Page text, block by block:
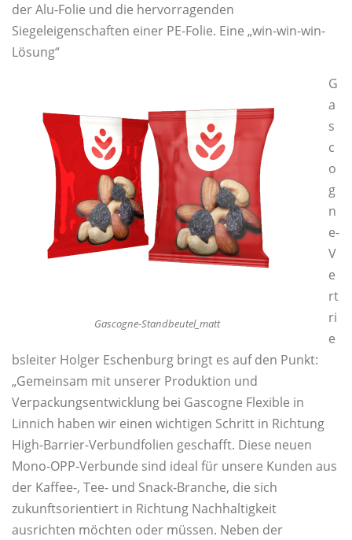
GASCOGNE IN ZAHLEN
WIR SUCHEN SIE: OFFENE STELLEN
DATENSCHUTZERKLÄRUNG KONTAKTE
PRIVATSPHÄRE-EINSTELLUNGEN ÄNDERN
HISTORIE DER PRIVATSPHÄRE-EINSTELLUNGEN
EINWILLIGUNGEN WIDERRUFEN
der Alu-Folie und die hervorragenden
Siegeleigenschaften einer PE-Folie. Eine „win-win-win-
Lösung“
Gascogne-Standbeutel_matt
G
a
s
c
o
g
n
e-
V
e
rt
ri
e
bsleiter Holger Eschenburg bringt es auf den Punkt:
„Gemeinsam mit unserer Produktion und
Verpackungsentwicklung bei Gascogne Flexible in
Linnich haben wir einen wichtigen Schritt in Richtung
High-Barrier-Verbundfolien geschafft. Diese neuen
Mono-OPP-Verbunde sind ideal für unsere Kunden aus
der Kaffee-, Tee- und Snack-Branche, die sich
zukunftsorientiert in Richtung Nachhaltigkeit
ausrichten möchten oder müssen. Neben der